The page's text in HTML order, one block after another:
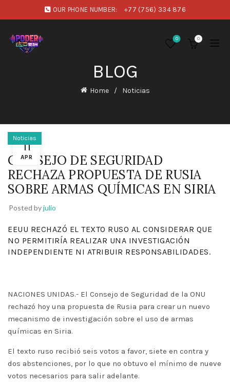
OUR PHONE NUMBER: +77 (756) 334 876
0 0
BLOG
Home Noticias
11
APR
Noticias
CONSEJO DE SEGURIDAD
RECHAZA PROPUESTA DE RUSIA
SOBRE ARMAS QUÍMICAS EN SIRIA
Posted byjulio
EEUU RECHAZÓ EL TEXTO RUSO AL CONSIDERAR QUE
NO PERMITIRÍA REALIZAR UNA INVESTIGACIÓN
INDEPENDIENTE NI ATRIBUIR RESPONSABILIDADES.
NACIONES UNIDAS.- El Consejo de Seguridad de la ONU
rechazó hoy una propuesta de Rusia para crear un nuevo
mecanismo de investigación sobre el uso de armas
químicas en Siria.
El texto ruso recibió seis votos a favor, siete en contra y
dos abstenciones, por lo que no obtuvo el mínimo de nueve
votos necesarios para salir adelante.